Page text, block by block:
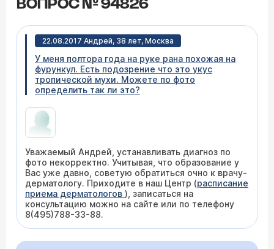
ВОПРОС № 94826
22.08.2017 Андрей, 38 лет, Москва
У меня полтора года на руке рана похожая на
фурункул. Есть подозрение что это укус
тропической мухи. Можете по фото
определить так ли это?
Уважаемый Андрей, устанавливать диагноз по
фото некорректно. Учитывая, что образование у
Вас уже давно, советую обратиться очно к врачу-
дерматологу. Приходите в наш Центр (расписание
приема дерматологов ), записаться на
консультацию можно на сайте или по телефону
8(495)788-33-88.